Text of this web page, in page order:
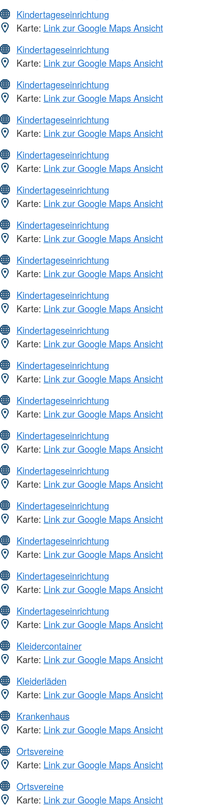
Kindertageseinrichtung
Karte: Link zur Google Maps Ansicht
Kindertageseinrichtung
Karte: Link zur Google Maps Ansicht
Kindertageseinrichtung
Karte: Link zur Google Maps Ansicht
Kindertageseinrichtung
Karte: Link zur Google Maps Ansicht
Kindertageseinrichtung
Karte: Link zur Google Maps Ansicht
Kindertageseinrichtung
Karte: Link zur Google Maps Ansicht
Kindertageseinrichtung
Karte: Link zur Google Maps Ansicht
Kindertageseinrichtung
Karte: Link zur Google Maps Ansicht
Kindertageseinrichtung
Karte: Link zur Google Maps Ansicht
Kindertageseinrichtung
Karte: Link zur Google Maps Ansicht
Kindertageseinrichtung
Karte: Link zur Google Maps Ansicht
Kindertageseinrichtung
Karte: Link zur Google Maps Ansicht
Kindertageseinrichtung
Karte: Link zur Google Maps Ansicht
Kindertageseinrichtung
Karte: Link zur Google Maps Ansicht
Kindertageseinrichtung
Karte: Link zur Google Maps Ansicht
Kindertageseinrichtung
Karte: Link zur Google Maps Ansicht
Kindertageseinrichtung
Karte: Link zur Google Maps Ansicht
Kindertageseinrichtung
Karte: Link zur Google Maps Ansicht
Kleidercontainer
Karte: Link zur Google Maps Ansicht
Kleiderläden
Karte: Link zur Google Maps Ansicht
Krankenhaus
Karte: Link zur Google Maps Ansicht
Ortsvereine
Karte: Link zur Google Maps Ansicht
Ortsvereine
Karte: Link zur Google Maps Ansicht